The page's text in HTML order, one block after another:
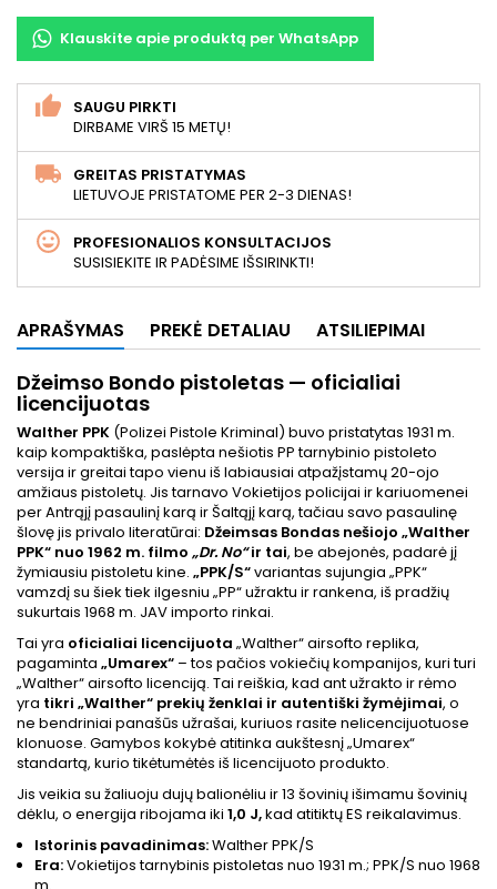
Klauskite apie produktą per WhatsApp
SAUGU PIRKTI
DIRBAME VIRŠ 15 METŲ!
GREITAS PRISTATYMAS
LIETUVOJE PRISTATOME PER 2-3 DIENAS!
PROFESIONALIOS KONSULTACIJOS
SUSISIEKITE IR PADĖSIME IŠSIRINKTI!
APRAŠYMAS PREKĖ DETALIAU ATSILIEPIMAI
Džeimso Bondo pistoletas — oficialiai
licencijuotas
Walther PPK (Polizei Pistole Kriminal) buvo pristatytas 1931 m.
kaip kompaktiška, paslėpta nešiotis PP tarnybinio pistoleto
versija ir greitai tapo vienu iš labiausiai atpažįstamų 20-ojo
amžiaus pistoletų. Jis tarnavo Vokietijos policijai ir kariuomenei
per Antrąjį pasaulinį karą ir Šaltąjį karą, tačiau savo pasaulinę
šlovę jis privalo literatūrai: Džeimsas Bondas nešiojo „Walther
PPK“ nuo 1962 m. filmo „Dr. No“ir tai, be abejonės, padarė jį
žymiausiu pistoletu kine. „PPK/S“variantas sujungia „PPK“
vamzdį su šiek tiek ilgesniu „PP“ užraktu ir rankena, iš pradžių
sukurtais 1968 m. JAV importo rinkai.
Tai yra oficialiai licencijuota „Walther“ airsofto replika,
pagaminta „Umarex“ – tos pačios vokiečių kompanijos, kuri turi
„Walther“ airsofto licenciją. Tai reiškia, kad ant užrakto ir rėmo
yra tikri „Walther“ prekių ženklai ir autentiški žymėjimai, o
ne bendriniai panašūs užrašai, kuriuos rasite nelicencijuotuose
klonuose. Gamybos kokybė atitinka aukštesnį „Umarex“
standartą, kurio tikėtumėtės iš licencijuoto produkto.
Jis veikia su žaliuoju dujų balionėliu ir 13 šovinių išimamu šovinių
dėklu, o energija ribojama iki 1,0 J,kad atitiktų ES reikalavimus.
Istorinis pavadinimas:Walther PPK/S
Era:Vokietijos tarnybinis pistoletas nuo 1931 m.; PPK/S nuo 1968